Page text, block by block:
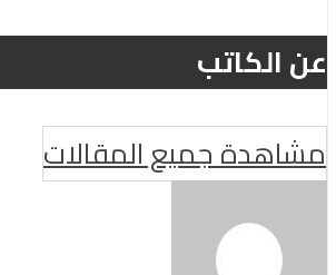
عن الكاتب
مشاهدة جميع المقالات